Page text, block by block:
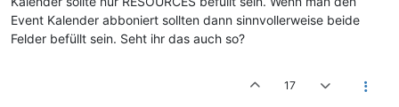
Event Kalender abboniert sollten dann sinnvollerweise beide
Felder befüllt sein. Seht ihr das auch so?
17